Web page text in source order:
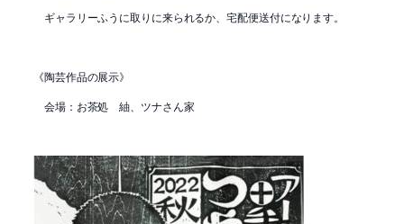
ギャラリーふうに取りに来られるか、宅配便送付になります。
《陶芸作品の展示》
会場：お茶処 紬、ツナさん家